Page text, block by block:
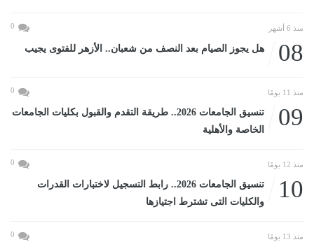
منذ 6 أشهر 0
08 هل يجوز الصيام بعد النصف من شعبان.. الأزهر للفتوى يجيب
منذ 11 يومًا 0
09
تنسيق الجامعات 2026.. طريقة التقدم والقبول بكليات الجامعات
الخاصة والأهلية
منذ 12 يومًا 0
10
تنسيق الجامعات 2026.. رابط التسجيل لاختبارات القدرات
والكليات التى تشترط اجتيازها
منذ 13 يومًا 0